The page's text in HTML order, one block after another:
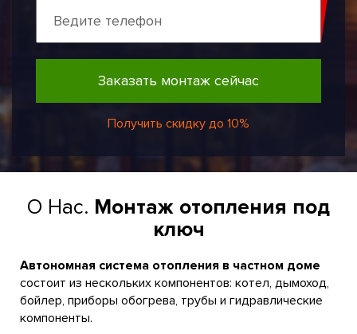
Заказать монтаж сейчас
Получить скидку до 10%
О Нас. Монтаж отопления под
ключ
Автономная система отопления в частном доме
состоит из нескольких компонентов: котел, дымоход,
бойлер, приборы обогрева, трубы и гидравлические
компоненты.